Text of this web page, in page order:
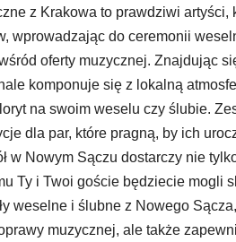
z Krakowa to prawdziwi
wprowadzając do ceremonii
oferty muzycznej. Znajdując
komponuje się z lokalną
na swoim weselu czy ślubie.
dla par, które pragną, by ich
w Nowym Sączu dostarczy nie
Ty i Twoi goście będziecie mogli
weselne i ślubne z Nowego
muzycznej, ale także